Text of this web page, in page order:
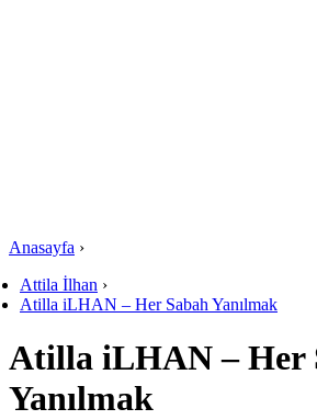
Anasayfa ›
Attila İlhan ›
Atilla iLHAN – Her Sabah Yanılmak
Atilla iLHAN – Her
Yanılmak